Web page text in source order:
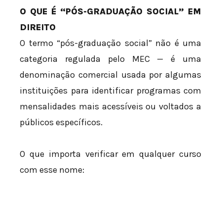
O QUE É “PÓS-GRADUAÇÃO SOCIAL” EM
DIREITO
O termo “pós-graduação social” não é uma
categoria regulada pelo MEC — é uma
denominação comercial usada por algumas
instituições para identificar programas com
mensalidades mais acessíveis ou voltados a
públicos específicos.
O que importa verificar em qualquer curso
com esse nome: